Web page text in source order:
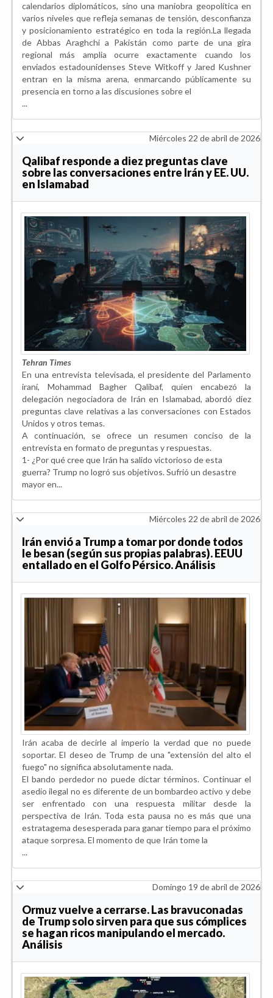
calendarios diplomáticos, sino una maniobra geopolítica en
varios niveles que refleja semanas de tensión, desconfianza
y posicionamiento estratégico en toda la región.La llegada
de Abbas Araghchi a Pakistán como parte de una gira
regional más amplia ocurre exactamente cuando los
enviados estadounidenses Steve Witkoff y Jared Kushner
entran en la misma arena, enmarcando públicamente su
presencia en torno a las discusiones sobre el
...
Miércoles 22 de abril de 2026
Qalibaf responde a diez preguntas clave
sobre las conversaciones entre Irán y EE. UU.
en Islamabad
Tehran Times
En una entrevista televisada, el presidente del Parlamento
iraní, Mohammad Bagher Qalibaf, quien encabezó la
delegación negociadora de Irán en Islamabad, abordó diez
preguntas clave relativas a las conversaciones con Estados
Unidos y otros temas.
A continuación, se ofrece un resumen conciso de la
entrevista en formato de preguntas y respuestas.
1- ¿Por qué cree que Irán ha salido victorioso de esta
guerra? Trump no logró sus objetivos. Sufrió un desastre
mayor en...
Miércoles 22 de abril de 2026
Irán envió a Trump a tomar por donde todos
le besan (según sus propias palabras). EEUU
entallado en el Golfo Pérsico. Análisis
Irán acaba de decirle al imperio la verdad que no puede
soportar. El deseo de Trump de una "extensión del alto el
fuego" no significa absolutamente nada.
El bando perdedor no puede dictar términos. Continuar el
asedio ilegal no es diferente de un bombardeo activo y debe
ser enfrentado con una respuesta militar desde la
perspectiva de Irán. Toda esta pausa no es más que una
estratagema desesperada para ganar tiempo para el próximo
ataque sorpresa. El momento de que Irán tome la
...
Domingo 19 de abril de 2026
Ormuz vuelve a cerrarse. Las bravuconadas
de Trump solo sirven para que sus cómplices
se hagan ricos manipulando el mercado.
Análisis